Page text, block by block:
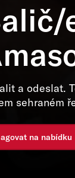
a odeslat.
sehraném
na nabídku